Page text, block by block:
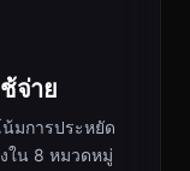
จ่าย
มการประหยัด
ใน 8 หมวดหมู่